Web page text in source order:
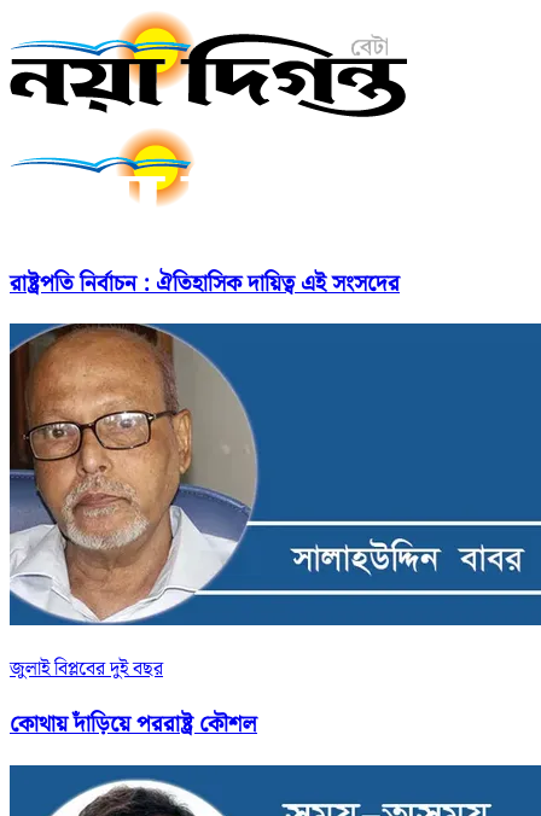
রাষ্ট্রপতি নির্বাচন : ঐতিহাসিক দায়িত্ব এই সংসদের
জুলাই বিপ্লবের দুই বছর
কোথায় দাঁড়িয়ে পররাষ্ট্র কৌশল